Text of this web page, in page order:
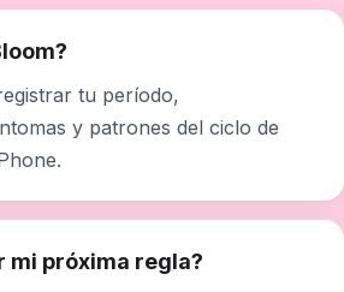
tu período,
y patrones del ciclo de
mi próxima regla?